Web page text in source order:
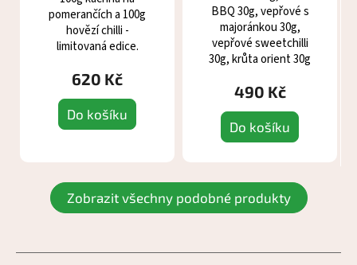
620 Kč
Do košíku
pomerančích a 100g
hovězí chilli -
limitovaná edice.
490 Kč
Do košíku
BBQ 30g, vepřové s
majoránkou 30g,
vepřové sweetchilli
30g, krůta orient 30g
Zobrazit všechny podobné produkty